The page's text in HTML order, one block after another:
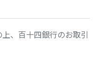
、百十四銀行のお取引